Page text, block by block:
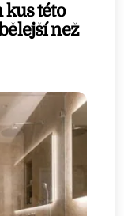
kus této
než